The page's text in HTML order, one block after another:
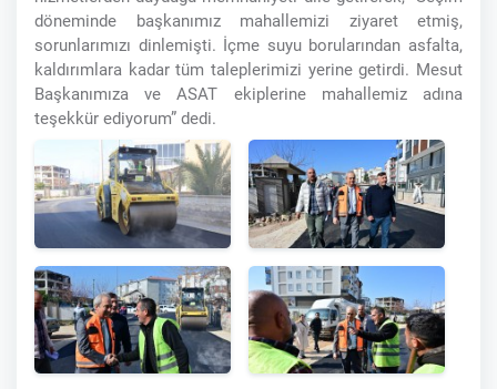
döneminde başkanımız mahallemizi ziyaret etmiş,
sorunlarımızı dinlemişti. İçme suyu borularından asfalta,
kaldırımlara kadar tüm taleplerimizi yerine getirdi. Mesut
Başkanımıza ve ASAT ekiplerine mahallemiz adına
teşekkür ediyorum” dedi.